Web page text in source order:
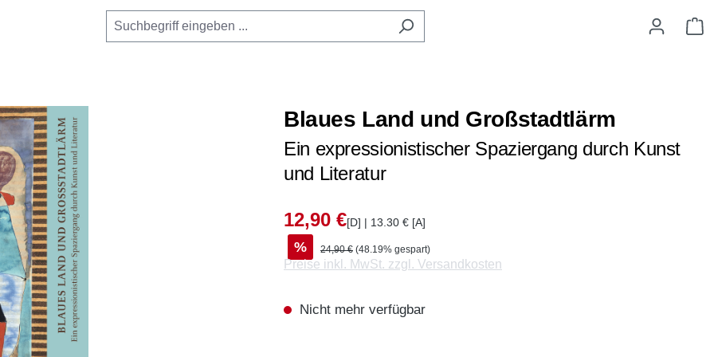
Blaues Land und Großstadtlärm
Ein expressionistischer Spaziergang durch Kunst
und Literatur
12,90 €[D] | 13.30 € [A]
% 24,90 € (48.19% gespart)
Preise inkl. MwSt. zzgl. Versandkosten
Nicht mehr verfügbar